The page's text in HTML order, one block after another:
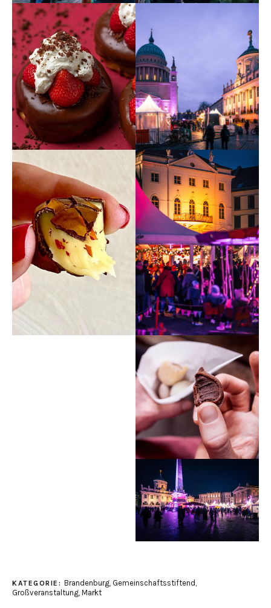
KATEGORIE: Brandenburg, Gemeinschaftsstiftend
Großveranstaltung Markt